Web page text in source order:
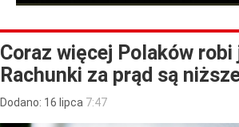
Coraz więcej Polaków robi
Rachunki za prąd są
Dodano: 16 lipca 7:47